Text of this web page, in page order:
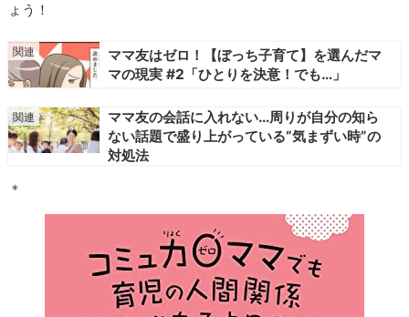
ょう！
ママ友はゼロ！【ぼっち子育て】を選んだマ
マの現実 #2「ひとりを決意！でも…」
ママ友の会話に入れない…周りが自分の知ら
ない話題で盛り上がっている“気まずい時”の
対処法
＊